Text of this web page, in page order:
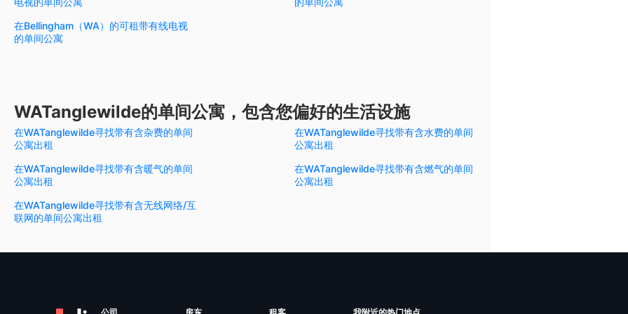
在Bellingham（WA）的可租带有线电视
的单间公寓
WATanglewilde的单间公寓，包含您偏好的生活设施
在WATanglewilde寻找带有含杂费的单间
公寓出租
在WATanglewilde寻找带有含水费的单间
公寓出租
在WATanglewilde寻找带有含暖气的单间
公寓出租
在WATanglewilde寻找带有含燃气的单间
公寓出租
在WATanglewilde寻找带有含无线网络/互
联网的单间公寓出租